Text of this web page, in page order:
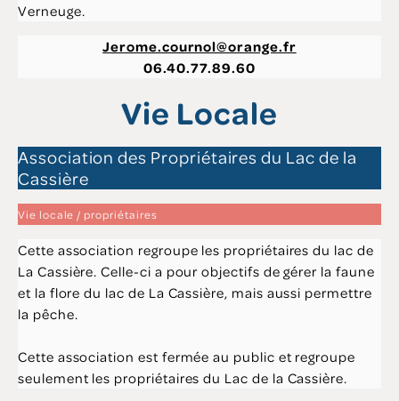
Verneuge.
Jerome.cournol@orange.fr
06.40.77.89.60
Vie Locale
Association des Propriétaires du Lac de la
Cassière
Vie locale / propriétaires
Cette association regroupe les propriétaires du lac de
La Cassière. Celle-ci a pour objectifs de gérer la faune
et la flore du lac de La Cassière, mais aussi permettre
la pêche.
Cette association est fermée au public et regroupe
seulement les propriétaires du Lac de la Cassière.